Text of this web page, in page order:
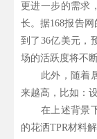
更进一步的需求
长。据168报告
到了36亿美元，
场的活跃度将不
此外，随着居
来越高，比如：
在上述背景下
的花洒TPR材料